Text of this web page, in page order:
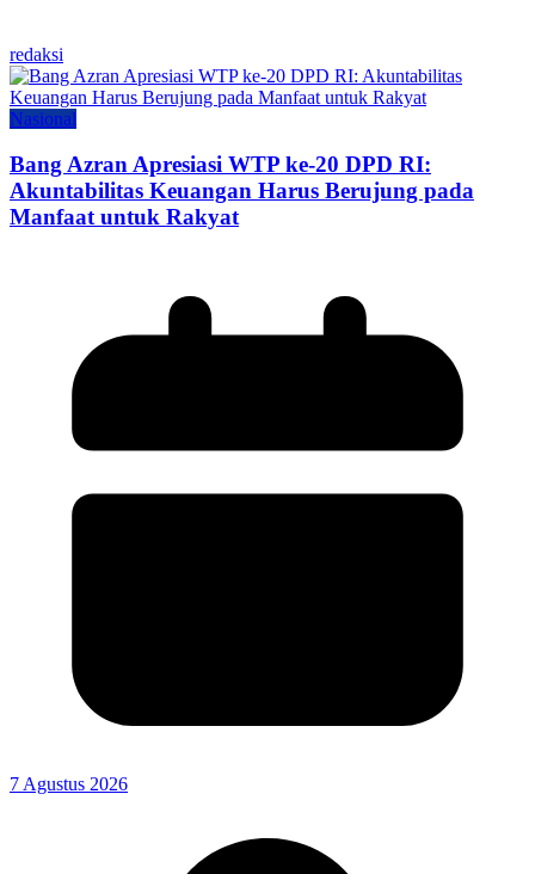
redaksi
Nasional
Bang Azran Apresiasi WTP ke-20 DPD RI:
Akuntabilitas Keuangan Harus Berujung pada
Manfaat untuk Rakyat
7 Agustus 2026